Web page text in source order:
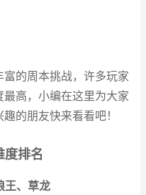
的周本挑战，许多玩家
最高，小编在这里为大家
的朋友快来看看吧！
度排名
王、草龙